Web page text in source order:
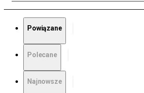
Powiązane
Polecane
Najnowsze